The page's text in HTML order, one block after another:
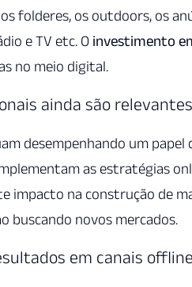
folderes, os outdoors, os
e TV etc. O investimento
no meio digital.
ainda são relevantes
desempenhando um papel
as estratégias
impacto na construção de
buscando novos mercados.
em canais offline